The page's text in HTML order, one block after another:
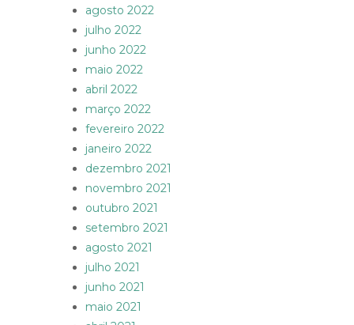
agosto 2022
julho 2022
junho 2022
maio 2022
abril 2022
março 2022
fevereiro 2022
janeiro 2022
dezembro 2021
novembro 2021
outubro 2021
setembro 2021
agosto 2021
julho 2021
junho 2021
maio 2021